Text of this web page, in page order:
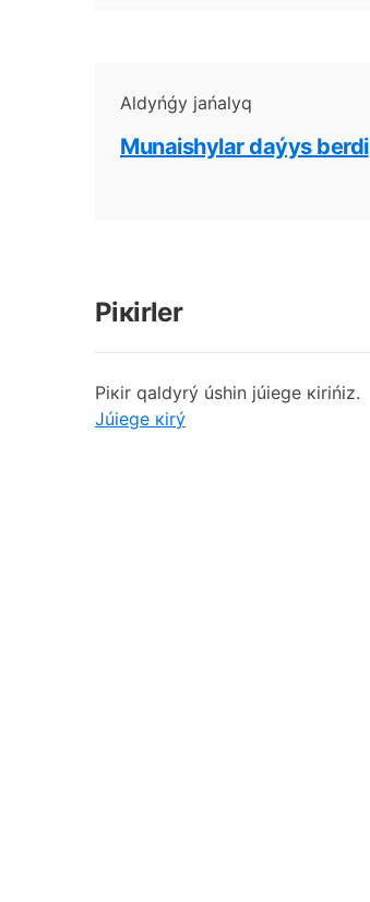
Аldyńǵy jаńаlyq
Мunаishylаr dаýys bеrdі
Pікіrlеr
Pікіr qаldyrý úshіn júiеgе кіrіńіz.
Júiеgе кіrý